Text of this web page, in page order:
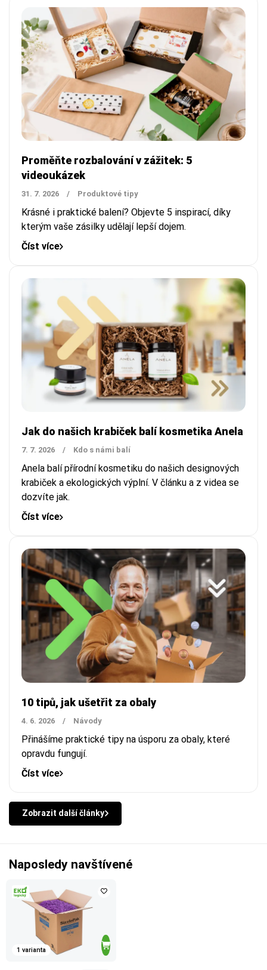
Proměňte rozbalování v zážitek: 5
videoukázek
31. 7. 2026 / Produktové tipy
Krásné i praktické balení? Objevte 5 inspirací, díky
kterým vaše zásilky udělají lepší dojem.
Číst více
Jak do našich krabiček balí kosmetika Anela
7. 7. 2026 / Kdo s námi balí
Anela balí přírodní kosmetiku do našich designových
krabiček a ekologických výplní. V článku a z videa se
dozvíte jak.
Číst více
10 tipů, jak ušetřit za obaly
4. 6. 2026 / Návody
Přinášíme praktické tipy na úsporu za obaly, které
opravdu fungují.
Číst více
Zobrazit další články
Naposledy navštívené
1 varianta